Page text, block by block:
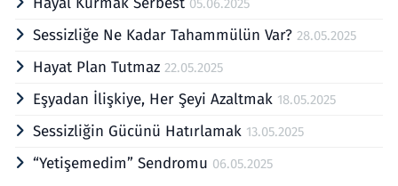
05.06.2025
Sessizliğe Ne Kadar Tahammülün Var? 28.05.2025
Hayat Plan Tutmaz 22.05.2025
Eşyadan İlişkiye, Her Şeyi Azaltmak 18.05.2025
Sessizliğin Gücünü Hatırlamak 13.05.2025
“Yetişemedim” Sendromu 06.05.2025